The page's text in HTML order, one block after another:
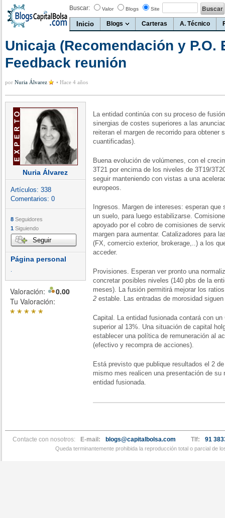
Buscar: Valor Blogs Site
Inicio Blogs Carteras A. Técnico
Unicaja (Recomendación y P.O.
Feedback reunión
por Nuria Álvarez • Hace 4 años
Nuria Álvarez
Artículos: 338
Comentarios: 0
8 Seguidores
1 Siguiendo
Seguir
Página personal
Valoración:
0.00
Tu Valoración:
*****
La entidad continúa con su proceso de
sinergias de costes superiores a las
reiteran el margen de recorrido para obtener
cuantificadas).
Buena evolución de volúmenes, con el
3T21 por encima de los niveles de 3T19/
seguir manteniendo con vistas a una
europeos.
Ingresos. Margen de intereses: esperan
un suelo, para luego estabilizarse.
apoyado por el cobro de comisiones de
margen para aumentar. Catalizadores para
(FX, comercio exterior, brokerage,..) a los
acceder.
Provisiones. Esperan ver pronto una
concretar posibles niveles (140 pbs de la
meses). La fusión permitirá mejorar los
2 estable. Las entradas de morosidad
Capital. La entidad fusionada contará con un
superior al 13%. Una situación de capital
establecer una política de remuneración al
(efectivo y recompra de acciones).
Está previsto que publique resultados el 2
mismo mes realicen una presentación de
entidad fusionada.
Contacte con nosotros: E-mail: blogs@capitalbolsa.com Tlf: 91
Queda terminantemente prohibida la reproducción total o parcial de